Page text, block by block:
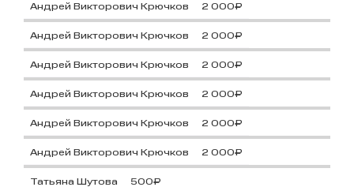
Андрей Викторович Крючков 2 000₽
Андрей Викторович Крючков 2 000₽
Андрей Викторович Крючков 2 000₽
Андрей Викторович Крючков 2 000₽
Андрей Викторович Крючков 2 000₽
Андрей Викторович Крючков 2 000₽
Татьяна Шутова 500₽